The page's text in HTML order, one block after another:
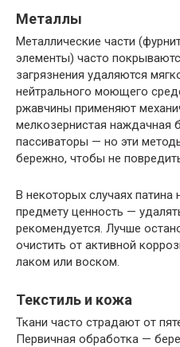
Металлы
Металлические части
элементы) часто
загрязнения удаляются
нейтрального моющего
ржавчины применяют
мелкозернистая наждачная
пассиваторы — но эти
бережно, чтобы не
В некоторых случаях патина
предмету ценность —
рекомендуется. Лучше
очистить от активной
лаком или воском.
Текстиль и кожа
Ткани часто страдают от
Первичная обработка —